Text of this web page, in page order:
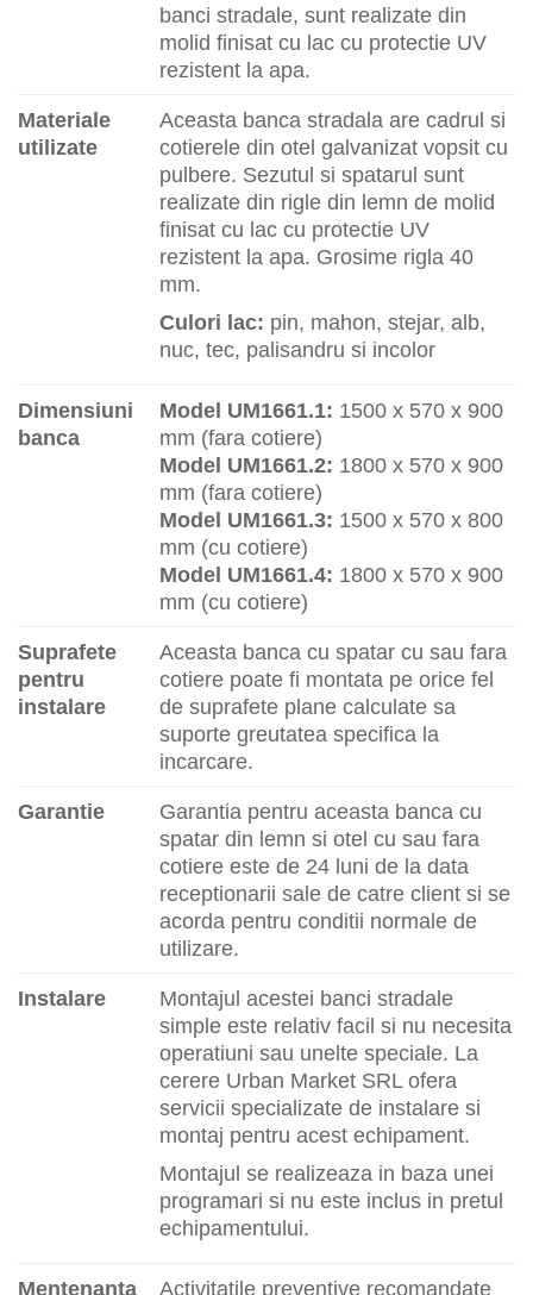
banci stradale, sunt realizate din
molid finisat cu lac cu protectie UV
rezistent la apa.
Materiale
utilizate
Aceasta banca stradala are cadrul si
cotierele din otel galvanizat vopsit cu
pulbere. Sezutul si spatarul sunt
realizate din rigle din lemn de molid
finisat cu lac cu protectie UV
rezistent la apa. Grosime rigla 40
mm.
Culori lac: pin, mahon, stejar, alb,
nuc, tec, palisandru si incolor
Dimensiuni
banca
Model UM1661.1: 1500 x 570 x 900
mm (fara cotiere)
Model UM1661.2: 1800 x 570 x 900
mm (fara cotiere)
Model UM1661.3: 1500 x 570 x 800
mm (cu cotiere)
Model UM1661.4: 1800 x 570 x 900
mm (cu cotiere)
Suprafete
pentru
instalare
Aceasta banca cu spatar cu sau fara
cotiere poate fi montata pe orice fel
de suprafete plane calculate sa
suporte greutatea specifica la
incarcare.
Garantie
Garantia pentru aceasta banca cu
spatar din lemn si otel cu sau fara
cotiere este de 24 luni de la data
receptionarii sale de catre client si se
acorda pentru conditii normale de
utilizare.
Instalare
Montajul acestei banci stradale
simple este relativ facil si nu necesita
operatiuni sau unelte speciale. La
cerere Urban Market SRL ofera
servicii specializate de instalare si
montaj pentru acest echipament.
Montajul se realizeaza in baza unei
programari si nu este inclus in pretul
echipamentului.
Mentenanta
Activitatile preventive recomandate